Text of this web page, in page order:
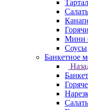
Мини
Соусы
Банкетное